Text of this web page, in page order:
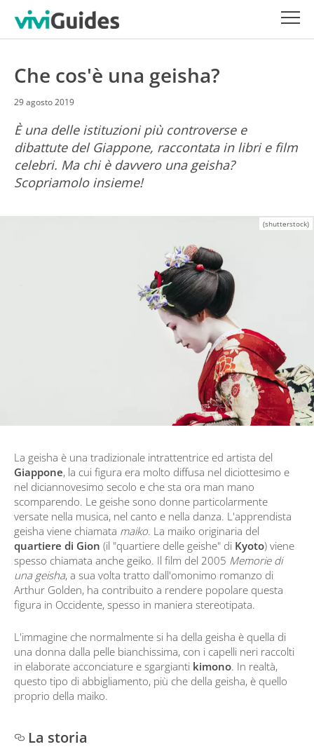
Che cos'è una geisha?
29 agosto 2019
È una delle istituzioni più controverse e
dibattute del Giappone, raccontata in libri e film
celebri. Ma chi è davvero una geisha?
Scopriamolo insieme!
(shutterstock)
La geisha è una tradizionale intrattentrice ed artista del
Giappone, la cui figura era molto diffusa nel diciottesimo e
nel diciannovesimo secolo e che sta ora man mano
scomparendo. Le geishe sono donne particolarmente
versate nella musica, nel canto e nella danza. L'apprendista
geisha viene chiamata maiko. La maiko originaria del
quartiere di Gion (il "quartiere delle geishe" di Kyoto) viene
spesso chiamata anche geiko. Il film del 2005 Memorie di
una geisha, a sua volta tratto dall'omonimo romanzo di
Arthur Golden, ha contribuito a rendere popolare questa
figura in Occidente, spesso in maniera stereotipata.
L'immagine che normalmente si ha della geisha è quella di
una donna dalla pelle bianchissima, con i capelli neri raccolti
in elaborate acconciature e sgargianti kimono. In realtà,
questo tipo di abbigliamento, più che della geisha, è quello
proprio della maiko.
La storia